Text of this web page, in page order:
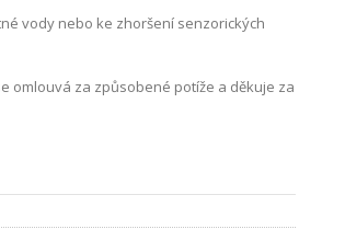
vody nebo ke zhoršení senzorických
omlouvá za způsobené potíže a děkuje za